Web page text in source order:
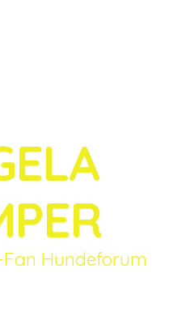
Hundeforum